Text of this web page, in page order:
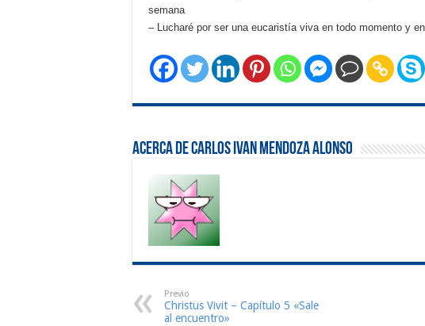
semana
– Lucharé por ser una eucaristía viva en todo momento y
Acerca de Carlos ivan Mendoza Alonso
Previo
Christus Vivit – Capítulo 5 «Sale
al encuentro»